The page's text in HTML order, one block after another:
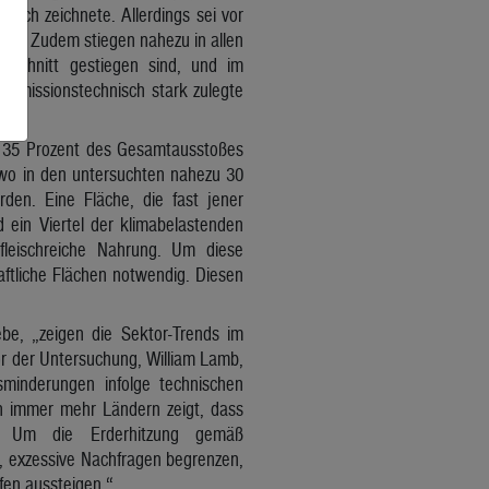
zeichnete. Allerdings sei vor
Zudem stiegen nahezu in allen
Schnitt gestiegen sind, und im
stark zulegte
Prozent des Gesamtausstoßes
in den untersuchten nahezu 30
Eine Fläche, die fast jener
Viertel der klimabelastenden
Nahrung. Um diese
Flächen notwendig. Diesen
„zeigen die Sektor-Trends im
Untersuchung, William Lamb,
infolge technischen
mehr Ländern zeigt, dass
die Erderhitzung gemäß
Nachfragen begrenzen,
aussteigen.“